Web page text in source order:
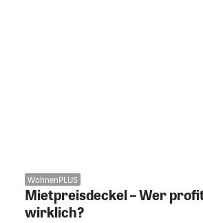
WohnenPLUS
Mietpreisdeckel – Wer
wirklich?